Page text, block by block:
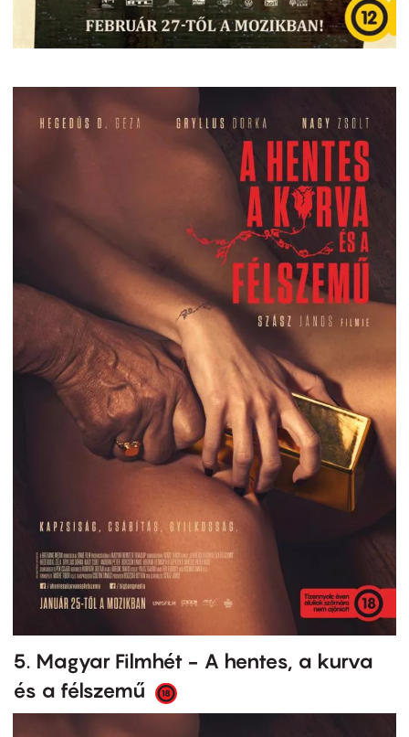
5. Magyar Filmhét - A hentes, a kurva
és a félszemű